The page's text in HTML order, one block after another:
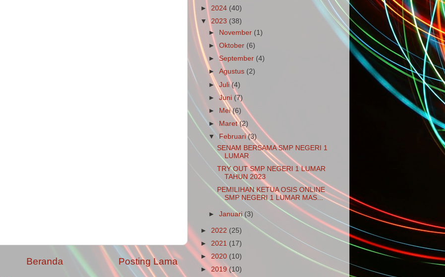
Posting Lama
Beranda
► 2024 (40)
▼2023 (38)
►
November (1)
►Oktober (6)
►September (4)
►Agustus (2)
►Juli(4)
►Juni (7)
►
Mei(6)
►
Maret(2)
▼
Februari(3)
SENAM BERSAMA SMP NEGERI 1
LUMAR
TRY OUT SMP NEGERI 1 LUMAR
TAHUN 2023
PEMILIHAN KETUA OSIS ONLINE
SMP NEGERI 1 LUMAR MAS...
►Januari (3)
► 2022 (25)
► 2021 (17)
►2020 (10)
► 2019(10)